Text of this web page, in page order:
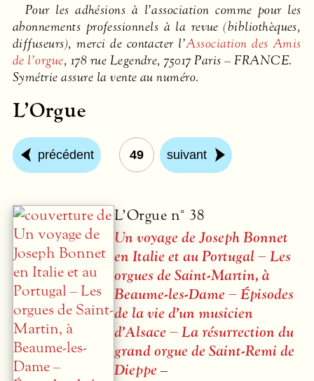
Pour les adhésions à l’association comme pour les
abonnements professionnels à la revue (bibliothèques,
diffuseurs), merci de contacter l’Association des Amis
de l’orgue, 178 rue Legendre, 75017 Paris –FRANCE.
Symétrie assure la vente au numéro.
L’Orgue
précédent 49 suivant
L’Orgue n° 38
Un voyage de Joseph Bonnet
en Italie et au Portugal – Les
orgues de Saint-Martin, à
Beaume-les-Dame – Épisodes
de la vie d’un musicien
d’Alsace – La résurrection du
grand orgue de Saint-Remi de
Dieppe –